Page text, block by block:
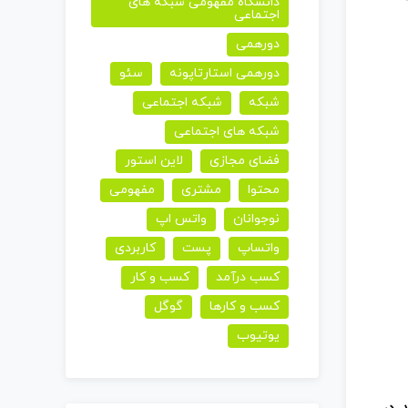
اجتماعی
دورهمی
دورهمی استارتاپونه
سئو
شبکه
شبکه اجتماعی
شبکه های اجتماعی
فضای مجازی
لاین استور
محتوا
مشتری
مفهومی
نوجوانان
واتس اپ
واتساپ
پست
کاربردی
کسب درآمد
کسب و کار
کسب و کارها
گوگل
یوتیوب